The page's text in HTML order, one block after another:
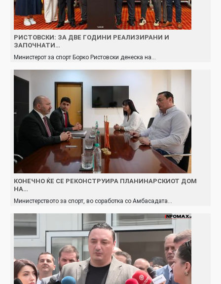
РИСТОВСКИ: ЗА ДВЕ ГОДИНИ РЕАЛИЗИРАНИ И
ЗАПОЧНАТИ…
Министерот за спорт Борко Ристовски денеска на…
КОНЕЧНО ЌЕ СЕ РЕКОНСТРУИРА ПЛАНИНАРСКИОТ ДОМ
НА…
Министерството за спорт, во соработка со Амбасадата…